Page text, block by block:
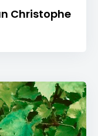
Christophe